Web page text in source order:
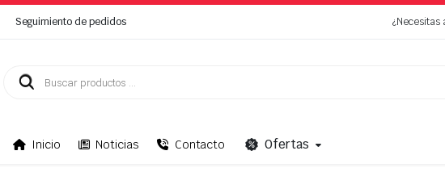
Seguimiento de pedidos ¿Necesitas
Búsqueda
Inicio Noticias Contacto Ofertas